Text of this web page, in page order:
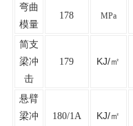
弯曲
模量
178 MPa
简支
梁冲
击
179 KJ/㎡
悬臂
梁冲
180/1A KJ/㎡